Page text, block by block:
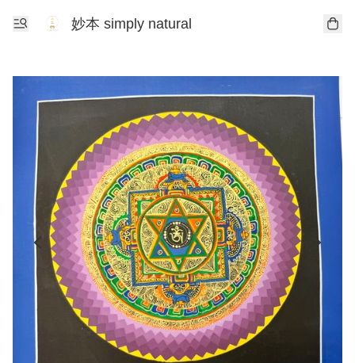
妙本 simply natural